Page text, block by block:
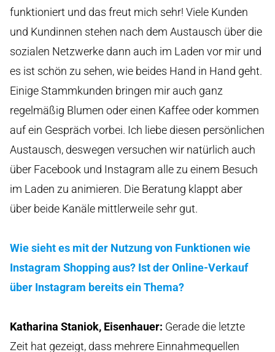
funktioniert und das freut mich sehr! Viele Kunden
und Kundinnen stehen nach dem Austausch über die
sozialen Netzwerke dann auch im Laden vor mir und
es ist schön zu sehen, wie beides Hand in Hand geht.
Einige Stammkunden bringen mir auch ganz
regelmäßig Blumen oder einen Kaffee oder kommen
auf ein Gespräch vorbei. Ich liebe diesen persönlichen
Austausch, deswegen versuchen wir natürlich auch
über Facebook und Instagram alle zu einem Besuch
im Laden zu animieren. Die Beratung klappt aber
über beide Kanäle mittlerweile sehr gut.
Wie sieht es mit der Nutzung von Funktionen wie
Instagram Shopping aus? Ist der Online-Verkauf
über Instagram bereits ein Thema?
Katharina Staniok, Eisenhauer: Gerade die letzte
Zeit hat gezeigt, dass mehrere Einnahmequellen